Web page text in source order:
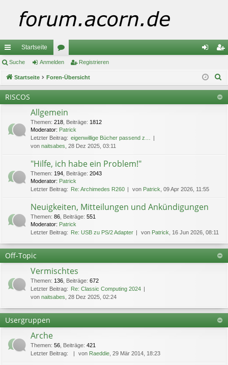
ch
ne
llz
riff
Startseite
or
en m ist
rie
Suche Anmelden Registrieren
Startseite Foren-Übersicht
RISCOS
Allgemein
Themen: 218 Beiträge: 1812
Moderator: Patrick
Letzter Beitrag: eigenwillige Bücher passend z…
von naitsabes , 28 Dez 2025, 03:11
"Hilfe, ich habe ein Problem!"
Themen: 194 Beiträge: 2043
Moderator: Patrick
Letzter Beitrag: Re: Archimedes R260 von Patrick , 09 Apr 2026, 11:55
Neuigkeiten, Mitteilungen und Ankündigungen
Themen: 86 Beiträge: 551
Moderator: Patrick
Letzter Beitrag: Re: USB zu PS/2 Adapter von Patrick , 16 Jun 2026, 08:11
Off-Topic
Vermischtes
Themen: 136 Beiträge: 672
Letzter Beitrag: Re: Classic Computing 2024
von naitsabes , 28 Dez 2025, 02:24
Usergruppen
Arche
Themen: 56 Beiträge: 421
Letzter Beitrag:
von Raeddie , 29 Mär 2014, 18:23